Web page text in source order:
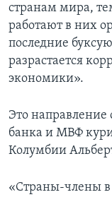
СОЦИАЛЬНЫЕ СЕТИ
странам мира,
работают в них
последние
разрастается
экономики».
Это направление
банка и МВФ
Колумбии
«Страны-члены